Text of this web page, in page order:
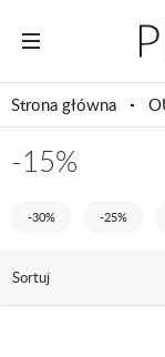
Strona główna
-15%
Sortuj
-30% -25%